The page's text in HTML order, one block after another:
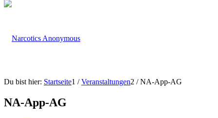
Du bist hier: Startseite1 / Veranstaltungen2 / NA-App-AG
NA-App-AG